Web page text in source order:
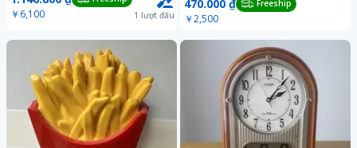
￥6,100 1 lượt đấu
470.000 ₫ Freeship
￥2,500